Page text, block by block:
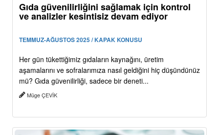
Gıda güvenilirliğini sağlamak için kontrol
ve analizler kesintisiz devam ediyor
TEMMUZ-AĞUSTOS 2025 / KAPAK KONUSU
Her gün tükettiğimiz gıdaların kaynağını, üretim
aşamalarını ve sofralarımıza nasıl geldiğini hiç düşündünüz
mü? Gıda güvenilirliği, sadece bir deneti...
Müge ÇEVİK